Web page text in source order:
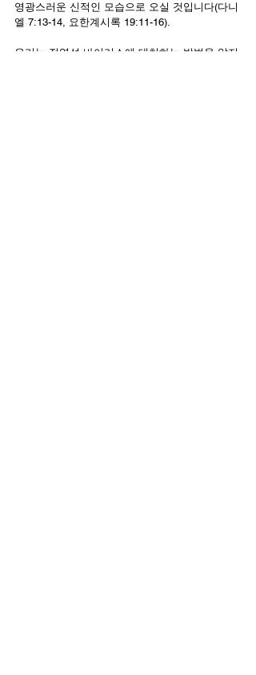
영광스러운 신적인 모습으로 오실 것입니다(다니
엘 7:13-14, 요한계시록 19:11-16).
우리는 전염성 바이러스에 대처하는 방법을 알지